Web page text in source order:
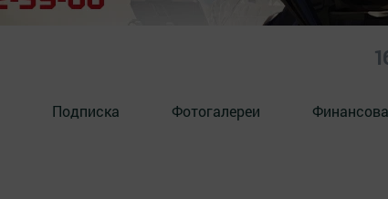
Подписка Фотогалереи